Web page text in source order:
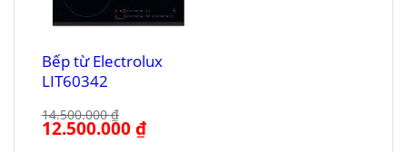
Bếp từ Electrolux
LIT60342
14.500.000₫
Giá
gốc
12.500.000₫Giá
hiện